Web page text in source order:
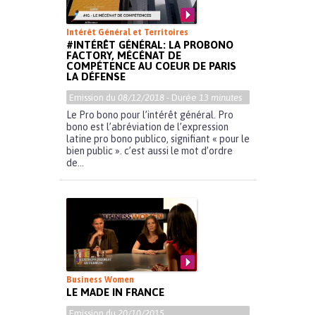
Intérêt Général et Territoires
#INTÉRÊT GÉNÉRAL: LA PROBONO
FACTORY, MÉCÉNAT DE
COMPÉTENCE AU COEUR DE PARIS
LA DÉFENSE
Emission du 08/12/2018 - Durée 13 minutes
Le Pro bono pour l’intérêt général. Pro
bono est l’abréviation de l’expression
latine pro bono publico, signifiant « pour le
bien public ». c’est aussi le mot d’ordre
de...
Business Women
LE MADE IN FRANCE